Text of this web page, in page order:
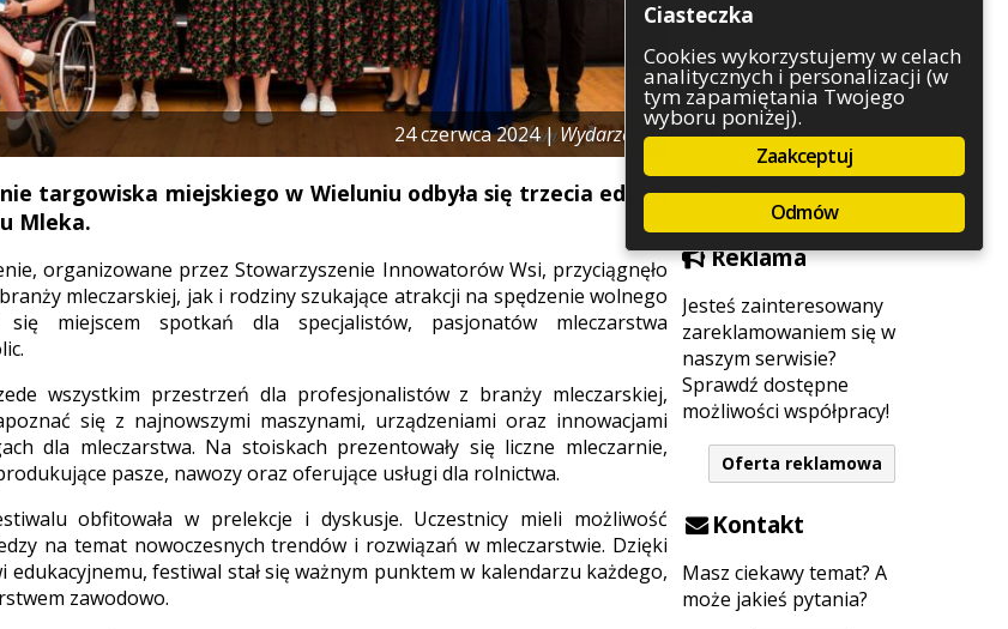
Służby
Sport
Środowisko
Szkolnictwo
Wydarzenia
Zapowiedzi
Zdrowie
Reklama
Jesteś zainteresowany
zareklamowaniem się w
naszym serwisie?
Sprawdź dostępne
możliwości współpracy!
Oferta reklamowa
Kontakt
Masz ciekawy temat? A
może jakieś pytania?
24 czerwca 2024 |Wydarzenia
targowiska miejskiego w Wieluniu odbyła się trzecia edycja
Mleka.
organizowane przez Stowarzyszenie Innowatorów Wsi, przyciągnęło
mleczarskiej, jak i rodziny szukające atrakcji na spędzenie wolnego
się miejscem spotkań dla specjalistów, pasjonatów mleczarstwa
wszystkim przestrzeń dla profesjonalistów z branży mleczarskiej,
się z najnowszymi maszynami, urządzeniami oraz innowacjami
dla mleczarstwa. Na stoiskach prezentowały się liczne mleczarnie,
pasze, nawozy oraz oferujące usługi dla rolnictwa.
obfitowała w prelekcje i dyskusje. Uczestnicy mieli możliwość
na temat nowoczesnych trendów i rozwiązań w mleczarstwie. Dzięki
festiwal stał się ważnym punktem w kalendarzu każdego,
zawodowo.
Ciasteczka
Cookies wykorzystujemy w celach
analitycznych i personalizacji (w
tym zapamiętania Twojego
wyboru poniżej).
Zaakceptuj
Odmów